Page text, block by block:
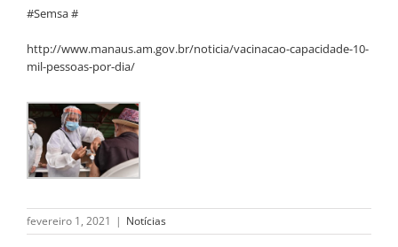
#Semsa #
http://www.manaus.am.gov.br/noticia/vacinacao-capacidade-10-
mil-pessoas-por-dia/
fevereiro 1, 2021 | Notícias